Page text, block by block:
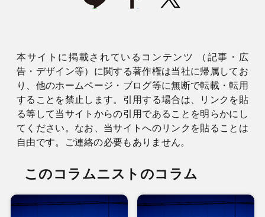
本サイトに掲載されているコンテンツ （記事・広
告・デザイン等）に関する著作権は当社に帰属してお
り、他のホームページ・ブログ等に無断で転載・転用
することを禁止します。引用する場合は、リンクを貼
る等して当サイトからの引用であることを明らかにし
てください。なお、当サイトへのリンクを貼ることは
自由です。ご連絡の必要もありません。
このコラムニストのコラム